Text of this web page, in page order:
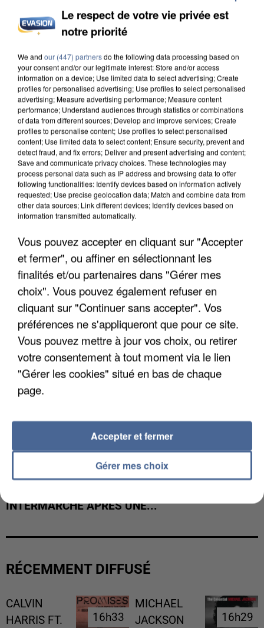
UN SECOND CADRE DE LA DZ MAFIA
INTERPELLÉ EN ALGÉRIE
UNE TOURISTE DE L’OISE EMPORTÉE PAR UNE
COULÉE DE BOUE EN HAUTE-SAVOIE
INTERMARCHÉ APRÈS UNE...
RÉCEMMENT DIFFUSÉ
CALVIN
HARRIS FT.
16h33
16h33
MICHAEL
JACKSON
16h29
16h29
Le respect de votre vie privée est
notre priorité
We and our (447) partnersdo the following data processing based on
your consent and/or our legitimate interest: Store and/or access
information on a device; Use limited data to select advertising; Create
profiles for personalised advertising; Use profiles to select personalised
advertising; Measure advertising performance; Measure content
performance; Understand audiences through statistics or combinations
of data from different sources; Develop and improve services; Create
profiles to personalise content; Use profiles to select personalised
content; Use limited data to select content; Ensure security, prevent and
detect fraud, and fix errors; Deliver and present advertising and content;
Save and communicate privacy choices. These technologies may
process personal data such as IP address and browsing data to offer
following functionalities: Identify devices based on information actively
requested; Use precise geolocation data; Match and combine data from
other data sources; Link different devices; Identify devices based on
information transmitted automatically.
Vous pouvez accepter en cliquant sur "Accepter
et fermer", ou affiner en sélectionnant les
finalités et/ou partenaires dans "Gérer mes
choix". Vous pouvez également refuser en
cliquant sur "Continuer sans accepter". Vos
préférences ne s'appliqueront que pour ce site.
Vous pouvez mettre à jour vos choix, ou retirer
votre consentement à tout moment via le lien
"Gérer les cookies" situé en bas de chaque
page.
Gérer mes choix
Accepter et fermer